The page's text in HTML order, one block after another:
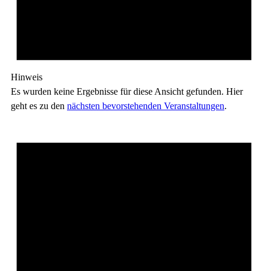
Hinweis
Es wurden keine Ergebnisse für diese Ansicht gefunden. Hier
geht es zu den nächsten bevorstehenden Veranstaltungen.